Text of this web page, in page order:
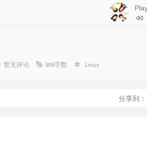
2
A
暂无评论 909字数
分
Linux
分享到：